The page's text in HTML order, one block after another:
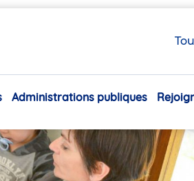
Administrations publiques